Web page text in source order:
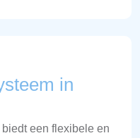
in
een flexibele en